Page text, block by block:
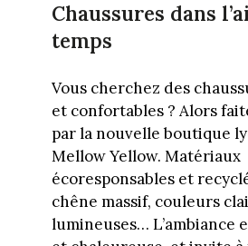
Chaussures dans
temps
Vous cherchez des
et confortables ? Alors
par la nouvelle boutique
Mellow Yellow. Matériaux
écoresponsables et
chêne massif, couleurs
lumineuses… L’ambiance